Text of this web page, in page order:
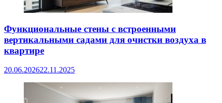
Функциональные стены с встроенными
вертикальными садами для очистки воздуха в
квартире
20.06.202622.11.2025